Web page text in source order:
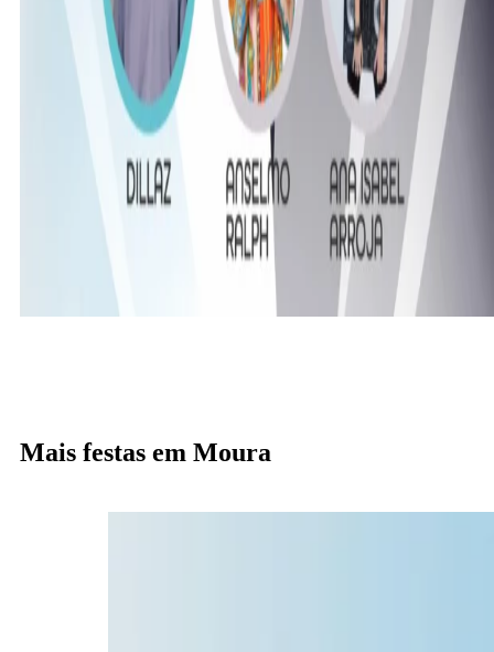
Mais festas em Moura